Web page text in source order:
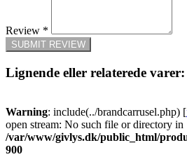
Review *
SUBMIT REVIEW
Lignende eller relaterede varer:
Warning: include(../brandcarrusel.php) [
open stream: No such file or directory in
/var/www/givlys.dk/public_html/
900